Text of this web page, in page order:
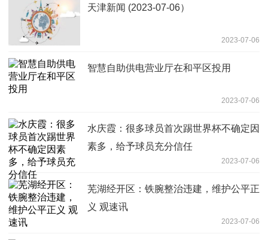
天津新闻 (2023-07-06）
2023-07-06
智慧自助供电营业厅在和平区投用
2023-07-06
水庆霞：很多球员首次踢世界杯不确定因
素多，给予球员充分信任
2023-07-06
芜湖经开区：铁腕整治违建，维护公平正
义 观速讯
2023-07-06